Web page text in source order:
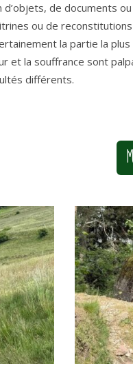
d’objets, de documents
ou de
la partie la
et la souffrance sont
différents.